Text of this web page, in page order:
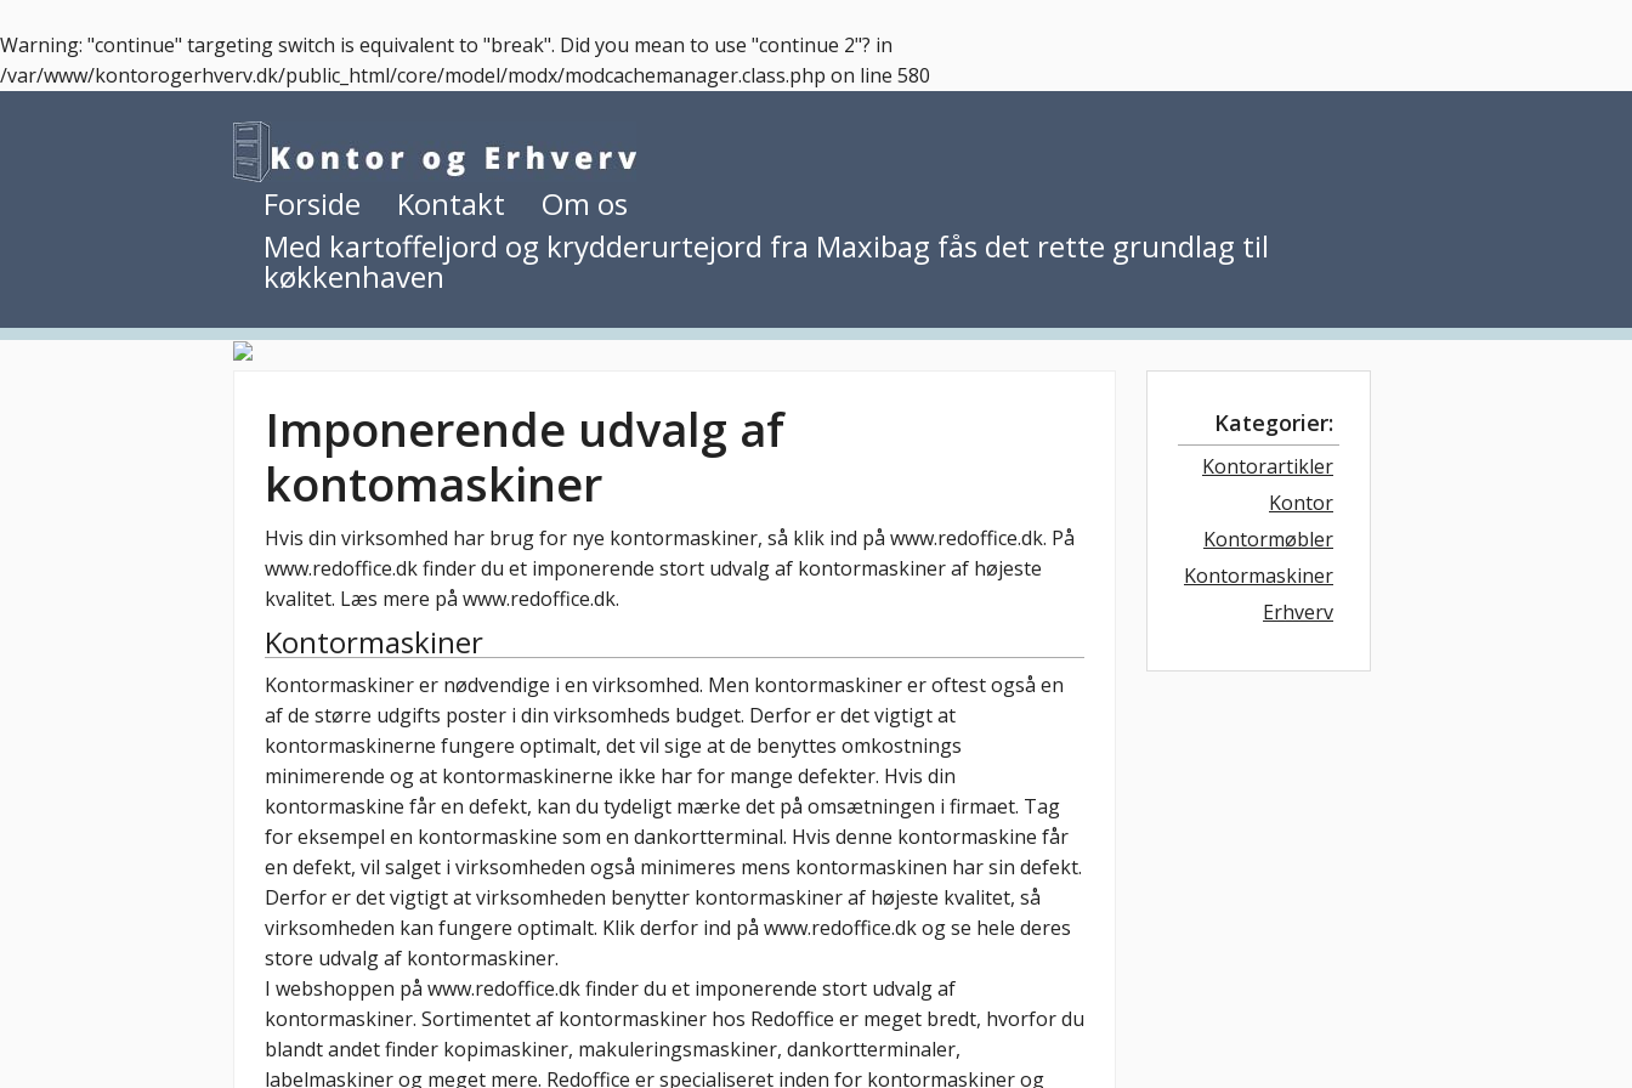
Warning: "continue" targeting switch is equivalent to "break". Did you mean to use "continue 2"? in
/var/www/kontorogerhverv.dk/public_html/core/model/modx/modcachemanager.class.php on line 580
Forside Kontakt
Om os
Med kartoffeljord og krydderurtejord fra Maxibag fås det rette grundlag til
køkkenhaven
Imponerende udvalg af
kontomaskiner
Hvis din virksomhed har brug for nye kontormaskiner, så klik ind på www.redoffice.dk. På
www.redoffice.dk finder du et imponerende stort udvalg af kontormaskiner af højeste
kvalitet. Læs mere på www.redoffice.dk.
Kontormaskiner
Kontormaskiner er nødvendige i en virksomhed. Men kontormaskiner er oftest også en
af de større udgifts poster i din virksomheds budget. Derfor er det vigtigt at
kontormaskinerne fungere optimalt, det vil sige at de benyttes omkostnings
minimerende og at kontormaskinerne ikke har for mange defekter. Hvis din
kontormaskine får en defekt, kan du tydeligt mærke det på omsætningen i firmaet. Tag
for eksempel en kontormaskine som en dankortterminal. Hvis denne kontormaskine får
en defekt, vil salget i virksomheden også minimeres mens kontormaskinen har sin defekt.
Derfor er det vigtigt at virksomheden benytter kontormaskiner af højeste kvalitet, så
virksomheden kan fungere optimalt. Klik derfor ind på www.redoffice.dk og se hele deres
store udvalg af kontormaskiner.
I webshoppen på www.redoffice.dk finder du et imponerende stort udvalg af
kontormaskiner. Sortimentet af kontormaskiner hos Redoffice er meget bredt, hvorfor du
blandt andet finder kopimaskiner, makuleringsmaskiner, dankortterminaler,
labelmaskiner og meget mere. Redoffice er specialiseret inden for kontormaskiner og
Kategorier:
Kontorartikler
Kontor
Kontormøbler
Kontormaskiner
Erhverv